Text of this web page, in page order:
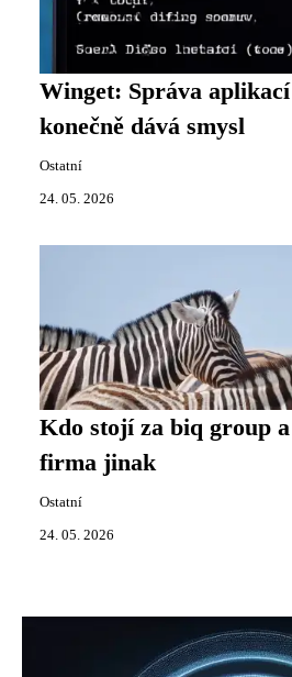
Winget: Správa
konečně dává smysl
Ostatní
24. 05. 2026
Kdo stojí za biq group
firma jinak
Ostatní
24. 05. 2026